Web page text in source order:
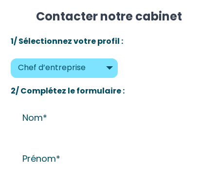
Contacter notre cabinet
1/ Sélectionnez votre profil :
Chef d’entreprise
2/ Complétez le formulaire :